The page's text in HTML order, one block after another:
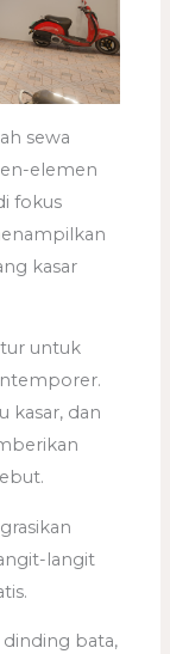
sewa
elemen
fokus
kasar
untuk
kasar, dan
langit
bata,